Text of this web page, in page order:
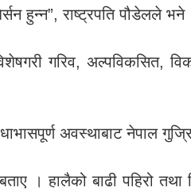
हुन्न”, राष्ट्रपति पौडेलले भने
गरिव, अल्पविकसित,
अवस्थाबाट नेपाल
। हालैको बाढी पहिरो तथा